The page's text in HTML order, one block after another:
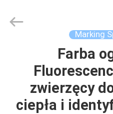
DOMU
PRODUKTY
INDUSTRY
Marking
Farba
zwierzęcy
ciepła i